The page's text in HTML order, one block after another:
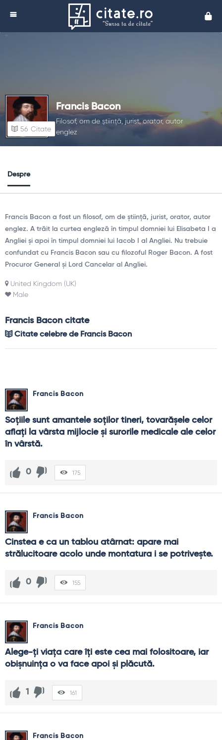
Francis Bacon
Filosof, om de știință, jurist, orator, autor
englez
56 Citate
Despre
Francis Bacon a fost un filosof, om de știință, jurist, orator, autor
englez. A trăit la curtea engleză în timpul domniei lui Elisabeta I a
Angliei și apoi în timpul domniei lui Iacob I al Angliei. Nu trebuie
confundat cu Francis Bacon sau cu filozoful Roger Bacon. A fost
Procuror General și Lord Cancelar al Angliei.
United Kingdom (UK)
Male
Francis Bacon citate
Citate celebre de Francis Bacon
Francis Bacon
Soţiile sunt amantele soţilor tineri, tovarăşele celor
aflaţi la vârsta mijlocie şi surorile medicale ale celor
în vârstă.
0 175
Francis Bacon
Cinstea e ca un tablou atârnat: apare mai
strălucitoare acolo unde montatura i se potriveşte.
0 155
Francis Bacon
Alege-ţi viaţa care îţi este cea mai folositoare, iar
obişnuinţa o va face apoi şi plăcută.
1 161
Francis Bacon